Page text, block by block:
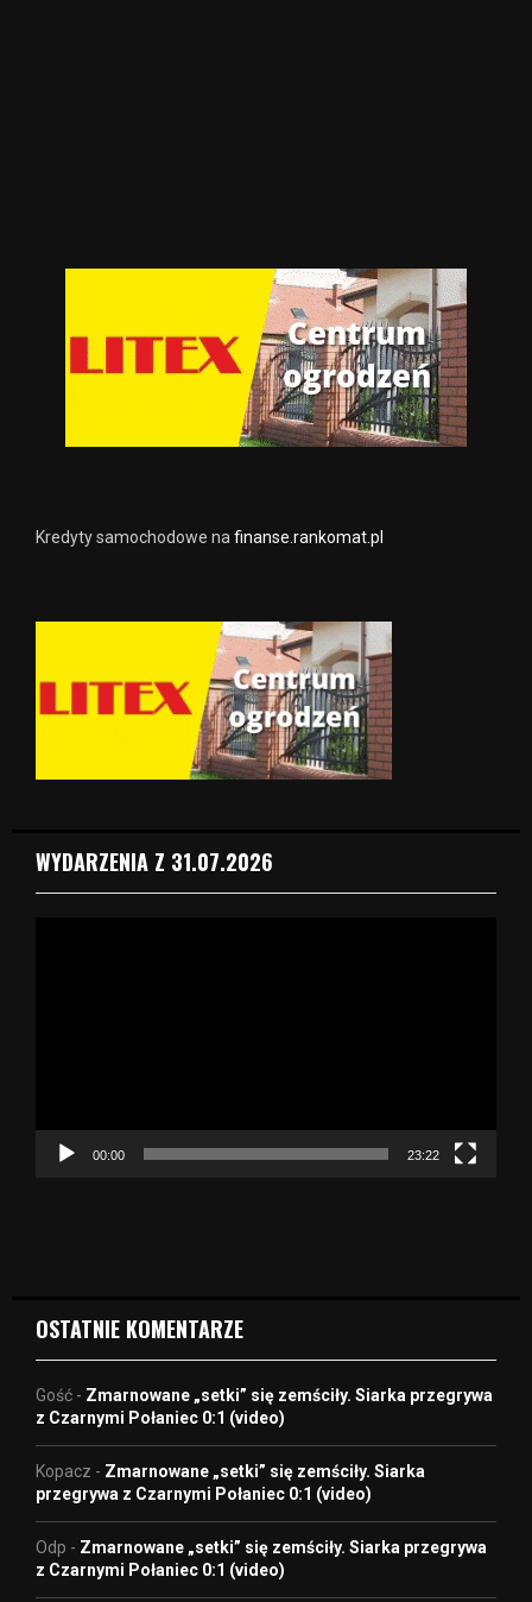
Kredyty samochodowe nafinanse.rankomat.pl
WYDARZENIA Z 31.07.2026
c
00:00 23:22
OSTATNIE KOMENTARZE
Gość - Zmarnowane „setki” się zemściły. Siarka przegrywa
z Czarnymi Połaniec 0:1 (video)
Kopacz - Zmarnowane „setki” się zemściły. Siarka
przegrywa z Czarnymi Połaniec 0:1 (video)
Odp - Zmarnowane „setki” się zemściły. Siarka przegrywa
z Czarnymi Połaniec 0:1 (video)